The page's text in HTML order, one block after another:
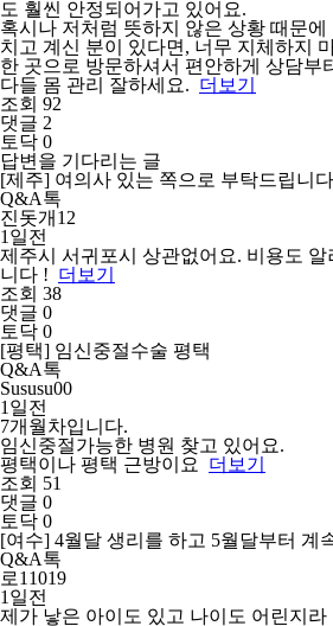
도 훨씬 안정되어가고 있어요.
혹시나 저처럼 뜻하지 않은 상황 때문
치고 계신 분이 있다면, 너무 지체하지
한 곳으로 방문하셔서 편안하게 상담부
다들 몸 관리 잘하세요. 더보기
조회 92
댓글 2
토닥 0
답변을 기다리는 글
[제주] 여의사 있는 쪽으로 부탁드립니
Q&A톡
진돗개12
1일전
제주시 서귀포시 상관없어요. 비용도
니다 ! 더보기
조회 38
댓글 0
토닥 0
[평택] 임신중절수술 평택
Q&A톡
Sususu00
1일전
7개월차입니다.
임신중절가능한 병원 찾고 있어요.
평택이나 평택 근방이요
더보기
조회 51
댓글 0
토닥 0
[여수] 4월달 생리를 하고 5월달부터 계
Q&A톡
로11019
1일전
제가 낳은 아이도 있고 나이도 어린지라